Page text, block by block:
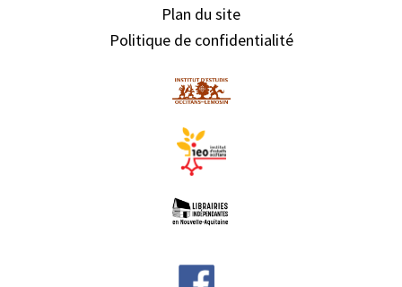
Plan du site
Politique de confidentialité